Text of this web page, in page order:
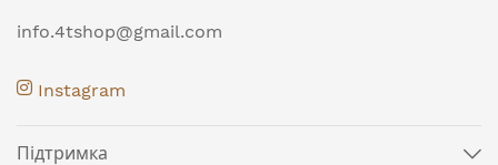
info.4tshop@gmail.com
Instagram
Підтримка